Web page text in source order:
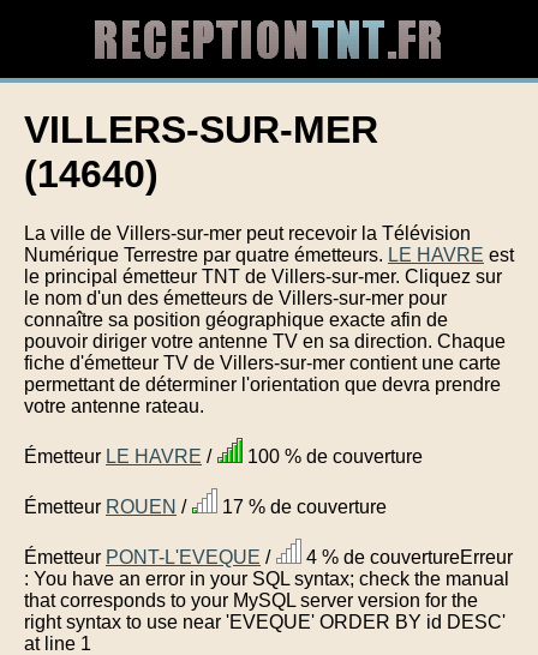
VILLERS-SUR-MER
(14640)
La ville de Villers-sur-mer peut recevoir la Télévision
Numérique Terrestre par quatre émetteurs. LE HAVRE est
le principal émetteur TNT de Villers-sur-mer. Cliquez sur
le nom d'un des émetteurs de Villers-sur-mer pour
connaître sa position géographique exacte afin de
pouvoir diriger votre antenne TV en sa direction. Chaque
fiche d'émetteur TV de Villers-sur-mer contient une carte
permettant de déterminer l'orientation que devra prendre
votre antenne rateau.
Émetteur LE HAVRE / 100 % de couverture
Émetteur ROUEN / 17 % de couverture
Émetteur PONT-L'EVEQUE /
4 % de couvertureErreur
: You have an error in your SQL syntax; check the manual
that corresponds to your MySQL server version for the
right syntax to use near 'EVEQUE' ORDER BY id DESC'
at line 1